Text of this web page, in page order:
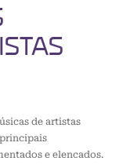
de artistas
e elencados.